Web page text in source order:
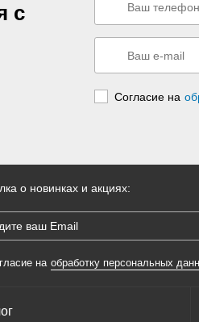
с
Согласие на
о новинках и акциях:
на обработку персональных